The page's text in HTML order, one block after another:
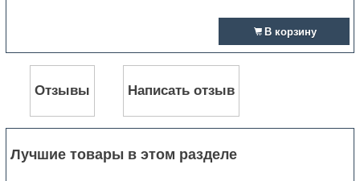
В корзину
Отзывы Написать отзыв
Лучшие товары в этом разделе